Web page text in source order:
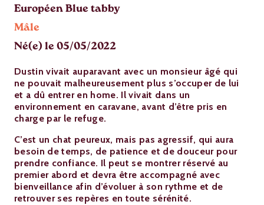
Européen Blue tabby
Mâle
Né(e) le 05/05/2022
Dustin vivait auparavant avec un monsieur âgé qui
ne pouvait malheureusement plus s’occuper de lui
et a dû entrer en home. Il vivait dans un
environnement en caravane, avant d’être pris en
charge par le refuge.
C’est un chat peureux, mais pas agressif, qui aura
besoin de temps, de patience et de douceur pour
prendre confiance. Il peut se montrer réservé au
premier abord et devra être accompagné avec
bienveillance afin d’évoluer à son rythme et de
retrouver ses repères en toute sérénité.